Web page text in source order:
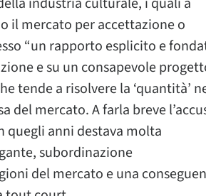
il mercato per accettazione o
“un rapporto esplicito e
e su un consapevole
tende a risolvere la ‘quantità’
del mercato. A farla breve
anni destava molta
subordinazione
del mercato e una